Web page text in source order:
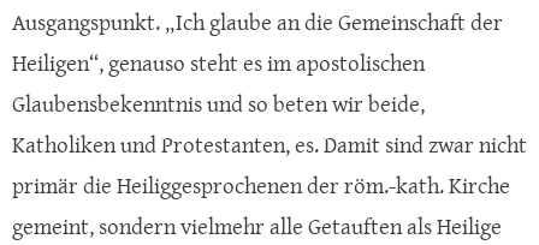
Ausgangspunkt. „Ich glaube an die Gemeinschaft der
Heiligen“, genauso steht es im apostolischen
Glaubensbekenntnis und so beten wir beide,
Katholiken und Protestanten, es. Damit sind zwar nicht
primär die Heiliggesprochenen der röm.-kath. Kirche
gemeint, sondern vielmehr alle Getauften als Heilige